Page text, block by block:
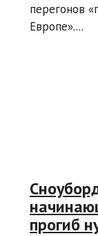
перегонов
Европе»....
прогиб